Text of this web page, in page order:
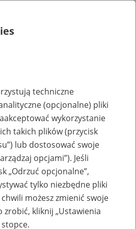
3
techniczne
(opcjonalne) pliki
wykorzystanie
takich plików (przycisk
lub dostosować swoje
opcjami”). Jeśli
„Odrzuć opcjonalne”,
tylko niezbędne pliki
możesz zmienić swoje
zrobić, kliknij „Ustawienia